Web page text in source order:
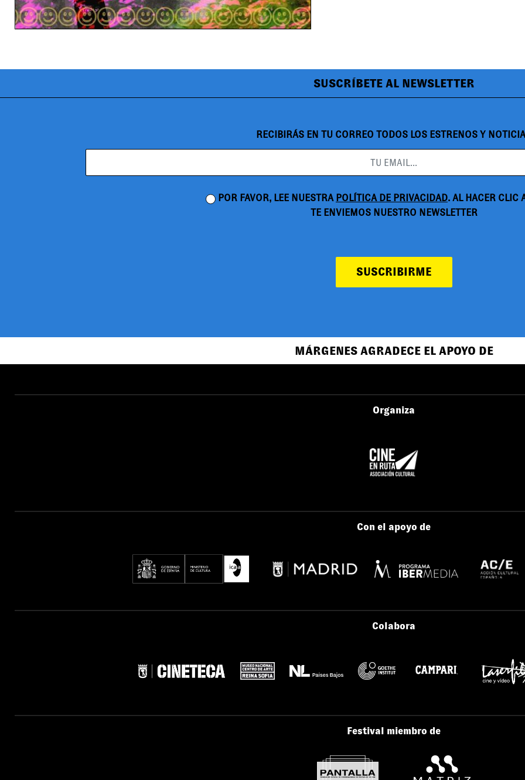
SUSCRÍBETE AL NEWSLETTER
RECIBIRÁS EN TU CORREO TODOS LOS ESTRENOS Y
POR FAVOR, LEE NUESTRA POLÍTICA DE PRIVACIDAD. AL HACER CLIC
TE ENVIEMOS NUESTRO NEWSLETTER
SUSCRIBIRME
MÁRGENES AGRADECE EL APOYO DE
Organiza
Con el apoyo de
Colabora
Festival miembro de